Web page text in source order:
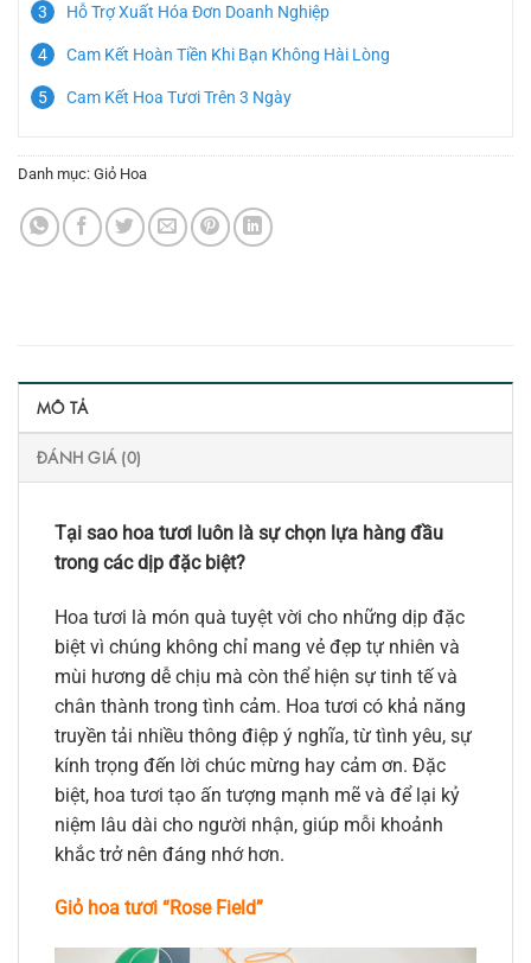
Hỗ Trợ Xuất Hóa Đơn Doanh Nghiệp
Cam Kết Hoàn Tiền Khi Bạn Không Hài Lòng
Cam Kết Hoa Tươi Trên 3 Ngày
Danh mục: Giỏ Hoa
MÔ TẢ
ĐÁNH GIÁ (0)
Tại sao hoa tươi luôn là sự chọn lựa hàng đầu
trong các dịp đặc biệt?
Hoa tươi là món quà tuyệt vời cho những dịp đặc
biệt vì chúng không chỉ mang vẻ đẹp tự nhiên và
mùi hương dễ chịu mà còn thể hiện sự tinh tế và
chân thành trong tình cảm. Hoa tươi có khả năng
truyền tải nhiều thông điệp ý nghĩa, từ tình yêu, sự
kính trọng đến lời chúc mừng hay cảm ơn. Đặc
biệt, hoa tươi tạo ấn tượng mạnh mẽ và để lại kỷ
niệm lâu dài cho người nhận, giúp mỗi khoảnh
khắc trở nên đáng nhớ hơn.
Giỏ hoa tươi “Rose Field”